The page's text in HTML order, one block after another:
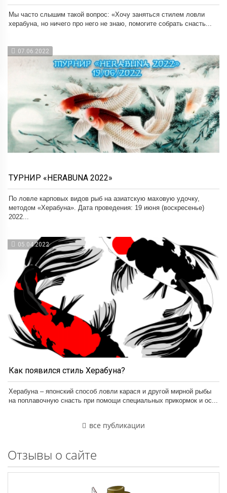
Мы часто слышим такой вопрос: «Хочу заняться стилем ловли
херабуна, но ничего про него не знаю, помогите собрать снасть...
07.06.2022
ТУРНИР «HERABUNA 2022»
По ловле карповых видов рыб на азиатскую маховую удочку,
методом «Херабуна». Дата проведения: 19 июня (воскресенье)
2022...
05.04.2022
Как появился стиль Херабуна?
Херабуна – японский способ ловли карася и другой мирной рыбы
на поплавочную снасть при помощи специальных прикормок и ос...
все публикации
Отзывы о сайте